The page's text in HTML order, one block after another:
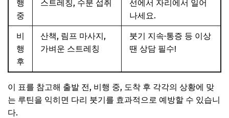
행
중
스트레칭, 수분 섭취
선에서 자리에서 일어
나세요.
비
행
후
산책, 림프 마사지,
가벼운 스트레칭
붓기 지속·통증 등 이상
땐 상담 필수!
이 표를 참고해 출발 전, 비행 중, 도착 후 각각의 상황에 맞
는 루틴을 익히면 다리 붓기를 효과적으로 예방할 수 있습니
다.